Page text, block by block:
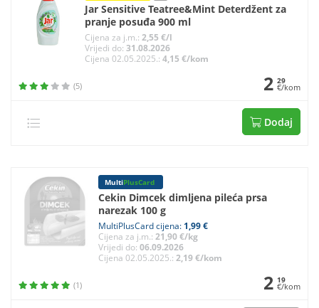
Jar Sensitive Teatree&Mint Deterdžent za
pranje posuđa 900 ml
Cijena za j.m.:2,55 €/l
Vrijedi do:31.08.2026
Cijena 02.05.2025.:4,15 €/kom
(5) 2 29
€/kom
Dodaj
MultiPlusCard
Cekin Dimcek dimljena pileća prsa
narezak 100 g
MultiPlusCard cijena: 1,99 €
Cijena za j.m.: 21,90 €/kg
Vrijedi do: 06.09.2026
Cijena 02.05.2025.: 2,19 €/kom
(1) 2 19
€/kom